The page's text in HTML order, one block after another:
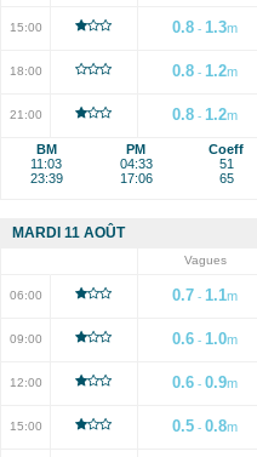
15:00 0.8 - 1.3m
18:00 0.8 - 1.2m
21:00 0.8 - 1.2m
BM
11:03
23:39
PM
04:33
17:06
Coeff
51
65
MARDI 11 AOÛT
Vagues
06:00 0.7 - 1.1m
09:00 0.6 - 1.0m
12:00 0.6 -0.9m
15:00 0.5 -0.8m